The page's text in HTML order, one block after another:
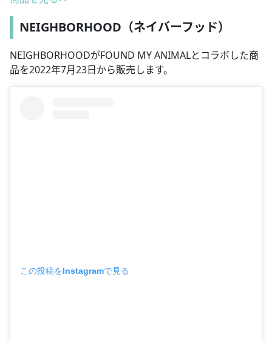
NEIGHBORHOOD（ネイバーフッド）
NEIGHBORHOODがFOUND MY ANIMALとコラボした商
品を2022年7月23日から販売します。
この投稿をInstagramで見る